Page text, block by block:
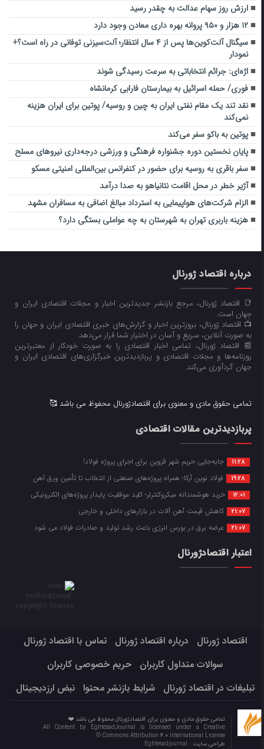
ارزش روز سهام عدالت به چقدر رسید
۱۲ هزار و ۹۵۰ پروانه بهره داری معادن وجود دارد
سیگنال آلت‌کوین‌ها پس از ۴ سال انتظار؛ آلت‌سیزنی توفانی در راه است؟+
نمودار
اژه‌ای: جرائم انتخاباتی به سرعت رسیدگی شوند
فوری/ حمله اسرائیل به بیمارستان فارابی کرمانشاه
نقد تند یک مقام نفتی ایران به چین و روسیه/ پوتین برای ایران هزینه
نمی‌کند
پوتین به باکو سفر می‌کند
پایان نخستین دوره جشنواره فرهنگی‌ و ورزشی درجه‌داری نیروهای مسلح
سفر باقری به روسیه برای حضور در کنفرانس بین‌المللی امنیتی مسکو
آژیر خطر در محل اقامت نتانیاهو به صدا درآمد
الزام شرکت‌های هواپیمایی به استرداد مبالغ اضافی به مسافران مشهد
هزینه باربری تهران به شهرستان به چه عواملی بستگی دارد؟
درباره اقتصاد ژورنال
📑 اقتصاد ژورنال، مرجع بازنشر جدیدترین اخبار و مجلات اقتصادی ایران و
جهان است.
📺 اقتصاد ژورنال، بروزترین اخبار و گزارش‌های خبری اقتصادی ایران و جهان را
به صورت آنلاین، سریع و آسان در اختیار شما قرار می‌‌دهد.
📰 اقتصاد ژورنال، تمامی اخبار اقتصادی را به صورت خودکار از معتبرترین
روزنامه‌ها و مجلات اقتصادی و پربازدیدترین خبرگزاری‌های اقتصادی ایران و
جهان گردآوری می‌کند.
تمامی حقوق مادی و معنوی برای اقتصادژورنال محفوظ می باشد 🥰
پربازدیدترین مقالات اقتصادی
11:28 جابه‌جایی حریم شهر قزوین برای اجرای پروژه فولاد!
19:28 فولاد نوین آرکا؛ همراه پروژه‌های صنعتی از انتخاب تا تأمین ورق آهن
12:01 خرید هوشمندانه میکروکنترلر؛ کلید موفقیت پایدار پروژه‌های الکترونیکی
21:07 کاهش قیمت آهن آلات در بازارهای داخلی و خارجی
21:07 عرضه برق در بورس انرژی باعث رشد تولید و صادرات فولاد می شود
اعتبار اقتصادژورنال
اقتصاد ژورنال درباره اقتصاد ژورنال
تماس با اقتصاد ژورنال
سوالات متداول کاربران
حریم خصوصی کاربران
تبلیغات در اقتصاد ژورنال
شرایط بازنشر محتوا نبض ارزدیجیتال
تمامی حقوق مادی و معنوی برای اقتصادژورنال محفوظ می باشد ❤️
All Content by EghtesadJournal is licensed under a Creative
Commons Attribution 4.0 International License ©️
طراحی سایت :